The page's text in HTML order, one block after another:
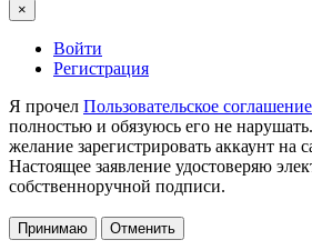
×
Войти
Регистрация
Я прочел Пользовательское соглашение
полностью и обязуюсь его не
желание зарегистрировать аккаунт на
Настоящее заявление удостоверяю
собственноручной подписи.
Принимаю Отменить